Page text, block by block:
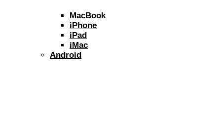
MacBook
iPhone
iPad
iMac
Android